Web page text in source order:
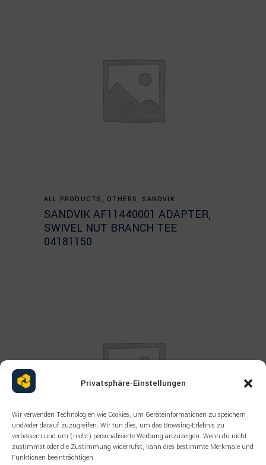
Privatsphäre-Einstellungen
Wir verwenden Technologien wie Cookies, um Geräteinformationen zu speichern
und/oder darauf zuzugreifen. Wir tun dies, um das Browsing-Erlebnis zu
verbessern und um (nicht) personalisierte Werbung anzuzeigen. Wenn du nicht
zustimmst oder die Zustimmung widerrufst, kann dies bestimmte Merkmale und
Funktionen beeinträchtigen.
Read more
ALL PRODUCTS , OTHERS , SANDVIK
SANDVIK AF11440001 ADAPTER,
SWIVEL NUT BRANCH TEE
04181150